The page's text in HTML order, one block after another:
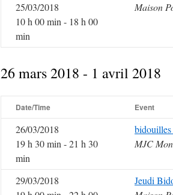
25/03/2018
10 h 00 min - 18 h 00
min
Maison
26 mars 2018 - 1 avril 2018
Date/Time Event
26/03/2018
19 h 30 min - 21 h 30
min
bidouilles
MJC
29/03/2018
Jeudi